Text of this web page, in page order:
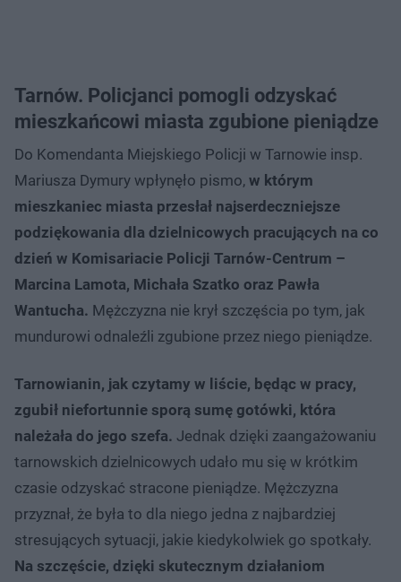
Tarnów. Policjanci pomogli odzyskać
mieszkańcowi miasta zgubione pieniądze
Do Komendanta Miejskiego Policji w Tarnowie insp.
Mariusza Dymury wpłynęło pismo, w którym
mieszkaniec miasta przesłał najserdeczniejsze
podziękowania dla dzielnicowych pracujących na co
dzień w Komisariacie Policji Tarnów-Centrum –
Marcina Lamota, Michała Szatko oraz Pawła
Wantucha. Mężczyzna nie krył szczęścia po tym, jak
mundurowi odnaleźli zgubione przez niego pieniądze.
Tarnowianin, jak czytamy w liście, będąc w pracy,
zgubił niefortunnie sporą sumę gotówki, która
należała do jego szefa. Jednak dzięki zaangażowaniu
tarnowskich dzielnicowych udało mu się w krótkim
czasie odzyskać stracone pieniądze. Mężczyzna
przyznał, że była to dla niego jedna z najbardziej
stresujących sytuacji, jakie kiedykolwiek go spotkały.
Na szczęście, dzięki skutecznym działaniom